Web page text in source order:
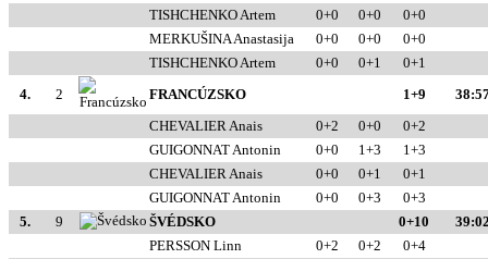
TISHCHENKO Artem
0+0 0+0
0+0
MERKUŠINA Anastasija
0+0 0+0
0+0
TISHCHENKO Artem
0+0 0+1
0+1
4.
2 FRANCÚZSKO 1+9
CHEVALIER Anais
0+2 0+0
0+2
GUIGONNAT Antonin
0+0 1+3
1+3
CHEVALIER Anais
0+0 0+1
0+1
GUIGONNAT Antonin
0+0 0+3
0+3
5.
9 ŠVÉDSKO 0+10
PERSSON Linn
0+2 0+2
0+4